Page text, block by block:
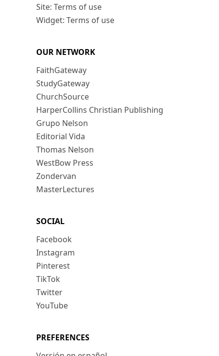
Site: Terms of use
Widget: Terms of use
OUR NETWORK
FaithGateway
StudyGateway
ChurchSource
HarperCollins Christian Publishing
Grupo Nelson
Editorial Vida
Thomas Nelson
WestBow Press
Zondervan
MasterLectures
SOCIAL
Facebook
Instagram
Pinterest
TikTok
Twitter
YouTube
PREFERENCES